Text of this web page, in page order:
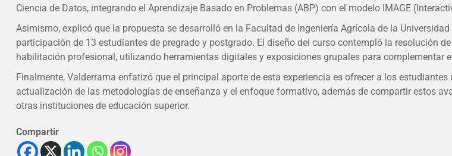
Ciencia de Datos, integrando el Aprendizaje Basado en Problemas (ABP) con el modelo IMAGE
Asimismo, explicó que la propuesta se desarrolló en la Facultad de Ingeniería Agrícola de la
participación de 13 estudiantes de pregrado y postgrado. El diseño del curso contempló la resolución
habilitación profesional, utilizando herramientas digitales y exposiciones grupales para complementar
Finalmente, Valderrama enfatizó que el principal aporte de esta experiencia es ofrecer a los
actualización de las metodologías de enseñanza y el enfoque formativo, además de compartir estos
otras instituciones de educación superior.
Compartir